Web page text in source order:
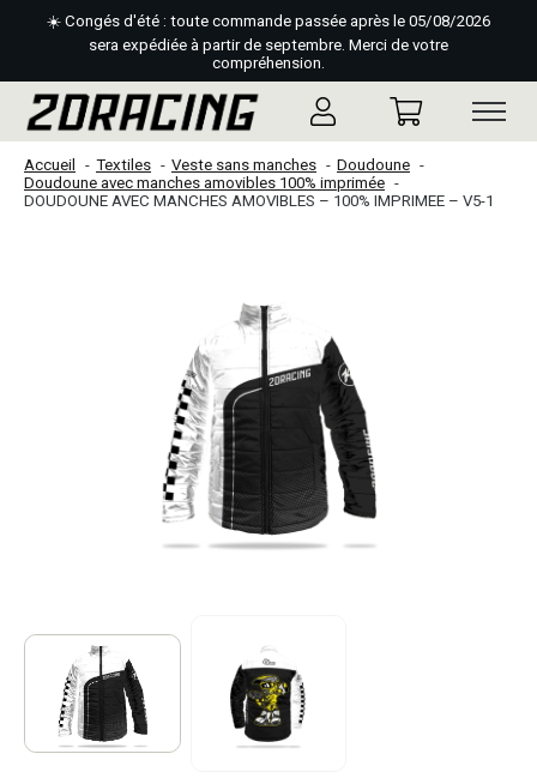
☀️ Congés d'été : toute commande passée après le 05/08/2026
sera expédiée à partir de septembre. Merci de votre
compréhension.
Accueil Textiles Veste sans manches
Doudoune
Doudoune avec manches amovibles 100% imprimée
DOUDOUNE AVEC MANCHES AMOVIBLES – 100% IMPRIMEE – V5-1